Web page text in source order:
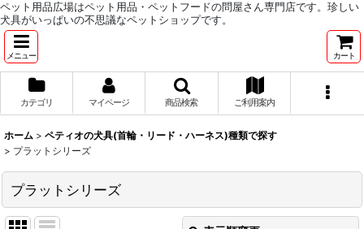
ペット用品広場はペット用品・ペットフードの問屋さん専門店です。珍しい
犬具がいっぱいの不思議なペットショップです。
メニュー カート
カテゴリ マイページ 商品検索 ご利用案内
ホーム > ペティオの犬具(首輪・リード・ハーネス)種類で探す
> プラットシリーズ
プラットシリーズ